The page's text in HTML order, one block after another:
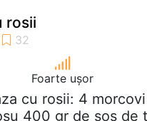
rosii
Foarte ușor
cu rosii: 4
400 gr de sos de